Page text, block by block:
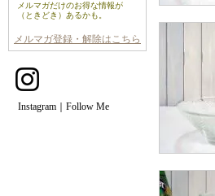
メルマガだけのお得な情報が
（ときどき）あるかも。
メルマガ登録・解除はこちら
Instagram｜Follow Me